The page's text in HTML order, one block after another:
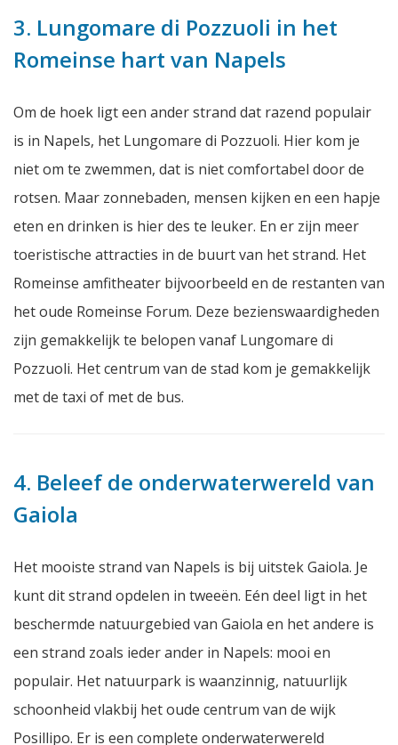
3. Lungomare di Pozzuoli in het
Romeinse hart van Napels
Om de hoek ligt een ander strand dat razend populair
is in Napels, het Lungomare di Pozzuoli. Hier kom je
niet om te zwemmen, dat is niet comfortabel door de
rotsen. Maar zonnebaden, mensen kijken en een hapje
eten en drinken is hier des te leuker. En er zijn meer
toeristische attracties in de buurt van het strand. Het
Romeinse amfitheater bijvoorbeeld en de restanten van
het oude Romeinse Forum. Deze bezienswaardigheden
zijn gemakkelijk te belopen vanaf Lungomare di
Pozzuoli. Het centrum van de stad kom je gemakkelijk
met de taxi of met de bus.
4. Beleef de onderwaterwereld van
Gaiola
Het mooiste strand van Napels is bij uitstek Gaiola. Je
kunt dit strand opdelen in tweeën. Eén deel ligt in het
beschermde natuurgebied van Gaiola en het andere is
een strand zoals ieder ander in Napels: mooi en
populair. Het natuurpark is waanzinnig, natuurlijk
schoonheid vlakbij het oude centrum van de wijk
Posillipo. Er is een complete onderwaterwereld